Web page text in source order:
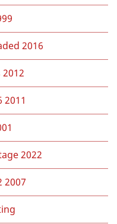
2016
2011
2022
2007